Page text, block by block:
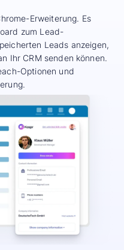
Erweiterung. Es
zum Lead-
Leads anzeigen,
Ihr CRM senden können.
Optionen und